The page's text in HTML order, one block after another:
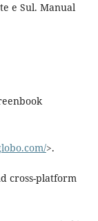
e Sul. Manual
>.
cross-platform